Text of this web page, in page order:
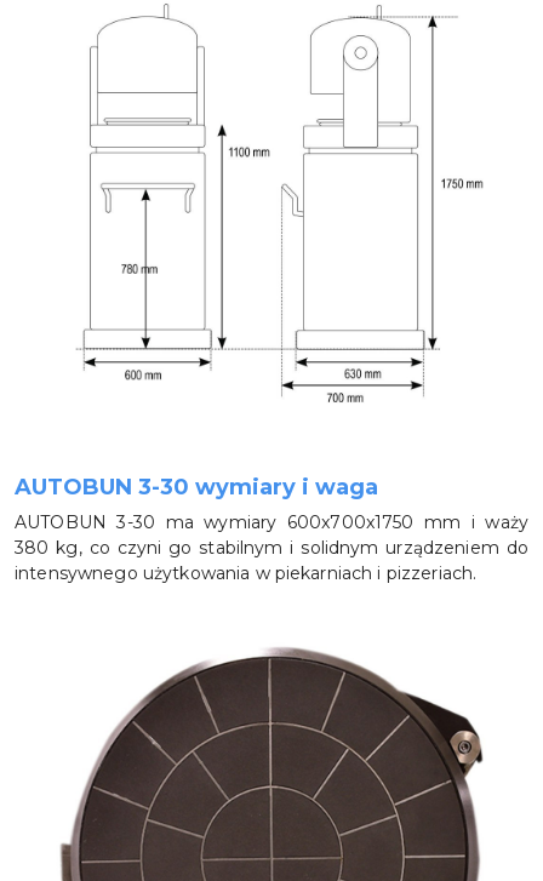
AUTOBUN 3-30 wymiary i waga
AUTOBUN 3-30 ma wymiary 600x700x1750 mm i waży
380 kg, co czyni go stabilnym i solidnym urządzeniem do
intensywnego użytkowania w piekarniach i pizzeriach.